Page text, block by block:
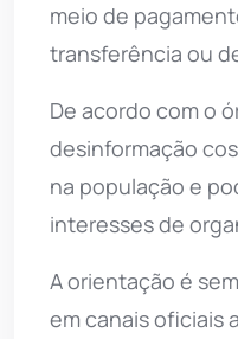
meio de
transferência ou
De acordo com o
desinformação
na população e
interesses de
A orientação é
em canais oficiais